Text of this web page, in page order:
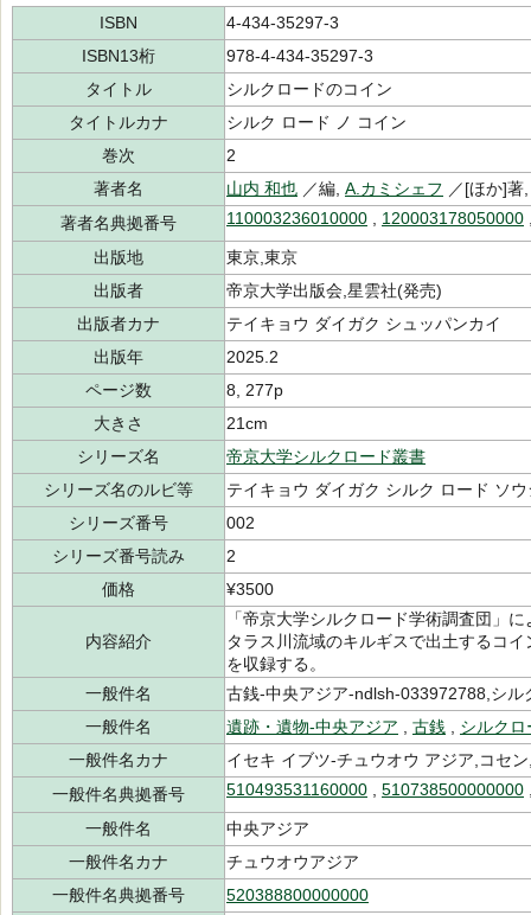
ISBN
4-434-35297-3
ISBN13桁
978-4-434-35297-3
タイトル
シルクロードのコイン
タイトルカナ
シルク ロード ノ コイン
巻次
2
著者名
山内 和也 ／編, A.カミシェフ ／[ほか]
著者名典拠番号
110003236010000 120003178050000
出版地
東京,東京
出版者
帝京大学出版会,星雲社(発売)
出版者カナ
テイキョウ ダイガク シュッパンカイ
出版年
2025.2
ページ数
8, 277p
大きさ
21cm
シリーズ名
帝京大学シルクロード叢書
シリーズ名のルビ等
テイキョウ ダイガク シルク ロード ソウ
シリーズ番号
002
シリーズ番号読み
2
価格
¥3500
内容紹介
「帝京大学シルクロード学術調査団」
タラス川流域のキルギスで出土するコ
を収録する。
一般件名
古銭-中央アジア-ndlsh-033972788,シ
一般件名
遺跡・遺物-中央アジア 古銭
シルクロ
一般件名カナ
イセキ イブツ-チュウオウ アジア,コセ
一般件名典拠番号
510493531160000 510738500000000
一般件名
中央アジア
一般件名カナ
チュウオウアジア
一般件名典拠番号
520388800000000